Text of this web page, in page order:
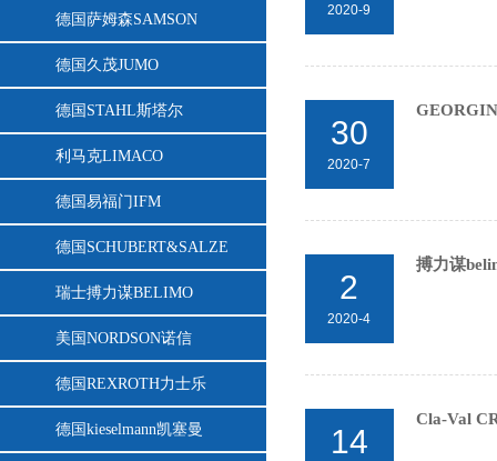
德国萨姆森SAMSON
德国久茂JUMO
德国STAHL斯塔尔
利马克LIMACO
德国易福门IFM
德国SCHUBERT&SALZE
瑞士搏力谋BELIMO
美国NORDSON诺信
德国REXROTH力士乐
德国kieselmann凯塞曼
2020-9
30
2020-7
2
2020-4
搏力谋
14
Cla-Val